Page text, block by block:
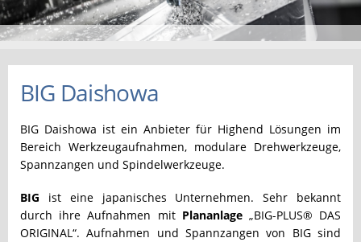
BIG Daishowa
BIG Daishowa ist ein Anbieter für Highend Lösungen im
Bereich Werkzeugaufnahmen, modulare Drehwerkzeuge,
Spannzangen und Spindelwerkzeuge.
BIG ist eine japanisches Unternehmen. Sehr bekannt
durch ihre Aufnahmen mit Plananlage„BIG-PLUS® DAS
ORIGINAL“. Aufnahmen und Spannzangen von BIG sind